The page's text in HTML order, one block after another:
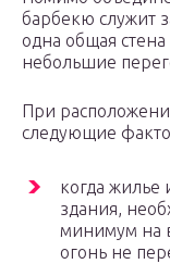
барбекю служит
одна общая
небольшие
При
следующие
когда жилье
здания,
минимум на
огонь не